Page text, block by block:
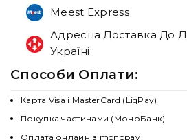
Meest Express
Адресна Доставка До
Україні
Способи Оплати:
Карта Visa і MasterCard (LiqPay)
Покупка частинами (МоноБанк)
Оплата онлайн з monopay